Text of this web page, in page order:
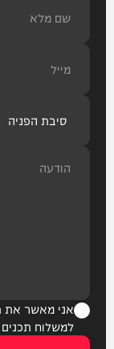
אני מאשר את
למשלוח